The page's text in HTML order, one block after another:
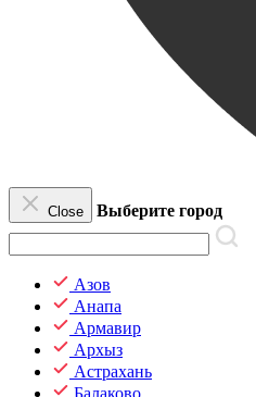
Close Выберите город
Азов
Анапа
Армавир
Архыз
Астрахань
Балаково